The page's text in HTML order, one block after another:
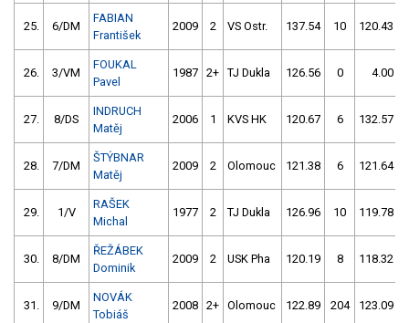
25. 6/DM
FABIAN
František
2009 2 VS Ostr. 137.54 10 120.43
26. 3/VM
FOUKAL
Pavel
1987 2+ TJ Dukla 126.56 0 4.00
27. 8/DS
INDRUCH
Matěj
2006 1 KVS HK 120.67 6 132.57
28. 7/DM
ŠTÝBNAR
Matěj
2009 2 Olomouc 121.38 6 121.64
29. 1/V
RAŠEK
Michal
1977 2 TJ Dukla 126.96 10 119.78
30. 8/DM
ŘEŽÁBEK
Dominik
2009 2 USK Pha 120.19 8 118.32
31. 9/DM
NOVÁK
Tobiáš
2008 2+ Olomouc 122.89 204 123.09